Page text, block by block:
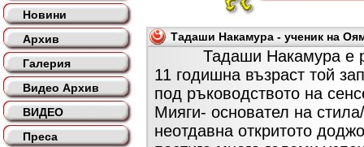
Новини
Архив
Галерия
Видео Архив
ВИДЕО
Преса
Тадаши Накамура - ученик на
Тадаши Накамура е
11 годишна възраст той
под ръководството на
Мияги- основател на
неотдавна откритото